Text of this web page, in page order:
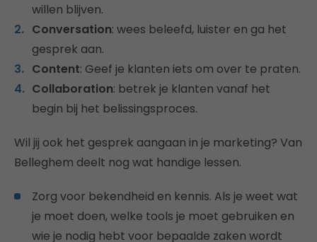
willen blijven.
Conversation: wees beleefd, luister en ga het
gesprek aan.
Content: Geef je klanten iets om over te praten.
Collaboration: betrek je klanten vanaf het
begin bij het belissingsproces.
Wil jij ook het gesprek aangaan in je marketing? Van
Belleghem deelt nog wat handige lessen.
Zorg voor bekendheid en kennis. Als je weet wat
je moet doen, welke tools je moet gebruiken en
wie je nodig hebt voor bepaalde zaken wordt